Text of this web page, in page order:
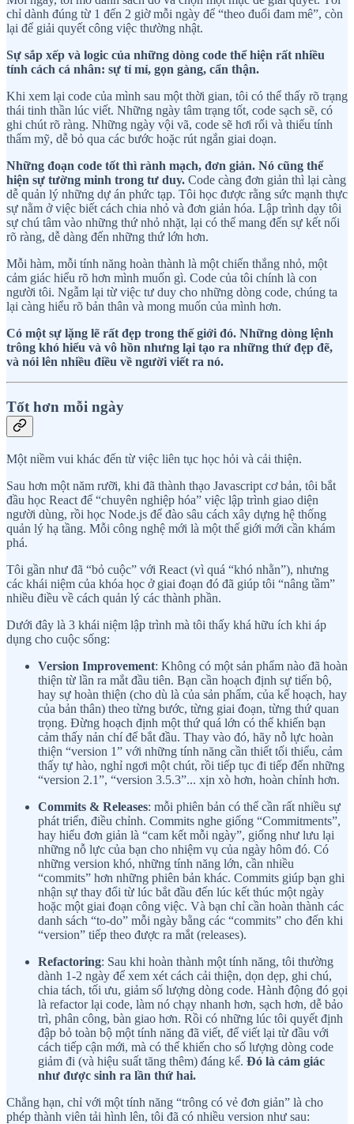
chỉ dành đúng từ 1 đến 2 giờ mỗi ngày để “theo đuổi đam mê”, còn
lại để giải quyết công việc thường nhật.
Sự sắp xếp và logic của những dòng code thể hiện rất nhiều
tính cách cá nhân: sự tỉ mỉ, gọn gàng, cẩn thận.
Khi xem lại code của mình sau một thời gian, tôi có thể thấy rõ trạng
thái tinh thần lúc viết. Những ngày tâm trạng tốt, code sạch sẽ, có
ghi chút rõ ràng. Những ngày vội vã, code sẽ hơi rối và thiếu tính
thẩm mỹ, dễ bỏ qua các bước hoặc rút ngắn giai doạn.
Những đoạn code tốt thì rành mạch, đơn giản. Nó cũng thể
hiện sự tường minh trong tư duy. Code càng đơn giản thì lại càng
dễ quản lý những dự án phức tạp. Tôi học được rằng sức mạnh thực
sự nằm ở việc biết cách chia nhỏ và đơn giản hóa. Lập trình dạy tôi
sự chú tâm vào những thứ nhỏ nhặt, lại có thể mang đến sự kết nối
rõ ràng, dễ dàng đến những thứ lớn hơn.
Mỗi hàm, mỗi tính năng hoàn thành là một chiến thắng nhỏ, một
cảm giác hiểu rõ hơn mình muốn gì. Code của tôi chính là con
người tôi. Ngẫm lại từ việc tư duy cho những dòng code, chúng ta
lại càng hiểu rõ bản thân và mong muốn của mình hơn.
Có một sự lặng lẽ rất đẹp trong thế giới đó. Những dòng lệnh
trông khó hiểu và vô hồn nhưng lại tạo ra những thứ đẹp đẽ,
và nói lên nhiều điều về người viết ra nó.
Tốt hơn mỗi ngày
Một niềm vui khác đến từ việc liên tục học hỏi và cải thiện.
Sau hơn một năm rưỡi, khi đã thành thạo Javascript cơ bản, tôi bắt
đầu học React để “chuyên nghiệp hóa” việc lập trình giao diện
người dùng, rồi học Node.js để đào sâu cách xây dựng hệ thống
quản lý hạ tầng. Mỗi công nghệ mới là một thế giới mới cần khám
phá.
Tôi gần như đã “bỏ cuộc” với React (vì quá “khó nhằn”), nhưng
các khái niệm của khóa học ở giai đoạn đó đã giúp tôi “nâng tầm”
nhiều điều về cách quản lý các thành phần.
Dưới đây là 3 khái niệm lập trình mà tôi thấy khá hữu ích khi áp
dụng cho cuộc sống:
Version Improvement: Không có một sản phẩm nào đã hoàn
thiện từ lần ra mắt đầu tiên. Bạn cần hoạch định sự tiến bộ,
hay sự hoàn thiện (cho dù là của sản phẩm, của kế hoạch, hay
của bản thân) theo từng bước, từng giai đoạn, từng thứ quan
trọng. Đừng hoạch định một thứ quá lớn có thể khiến bạn
cảm thấy nản chí để bắt đầu. Thay vào đó, hãy nỗ lực hoàn
thiện “version 1” với những tính năng cần thiết tối thiểu, cảm
thấy tự hào, nghỉ ngơi một chút, rồi tiếp tục đi tiếp đến những
“version 2.1”, “version 3.5.3”... xịn xò hơn, hoàn chỉnh hơn.
Commits & Releases: mỗi phiên bản có thể cần rất nhiều sự
phát triển, điều chỉnh. Commits nghe giống “Commitments”,
hay hiểu đơn giản là “cam kết mỗi ngày”, giống như lưu lại
những nỗ lực của bạn cho nhiệm vụ của ngày hôm đó. Có
những version khó, những tính năng lớn, cần nhiều
“commits” hơn những phiên bản khác. Commits giúp bạn ghi
nhận sự thay đổi từ lúc bắt đầu đến lúc kết thúc một ngày
hoặc một giai đoạn công việc. Và bạn chỉ cần hoàn thành các
danh sách “to-do” mỗi ngày bằng các “commits” cho đến khi
“version” tiếp theo được ra mắt (releases).
Refactoring: Sau khi hoàn thành một tính năng, tôi thường
dành 1-2 ngày để xem xét cách cải thiện, dọn dẹp, ghi chú,
chia tách, tối ưu, giảm số lượng dòng code. Hành động đó gọi
là refactor lại code, làm nó chạy nhanh hơn, sạch hơn, dễ bảo
trì, phân công, bàn giao hơn. Rồi có những lúc tôi quyết định
đập bỏ toàn bộ một tính năng đã viết, để viết lại từ đầu với
cách tiếp cận mới, mà có thể khiến cho số lượng dòng code
giảm đi (và hiệu suất tăng thêm) đáng kể. Đó là cảm giác
như được sinh ra lần thứ hai.
Chẳng hạn, chỉ với một tính năng “trông có vẻ đơn giản” là cho
phép thành viên tải hình lên, tôi đã có nhiều version như sau: